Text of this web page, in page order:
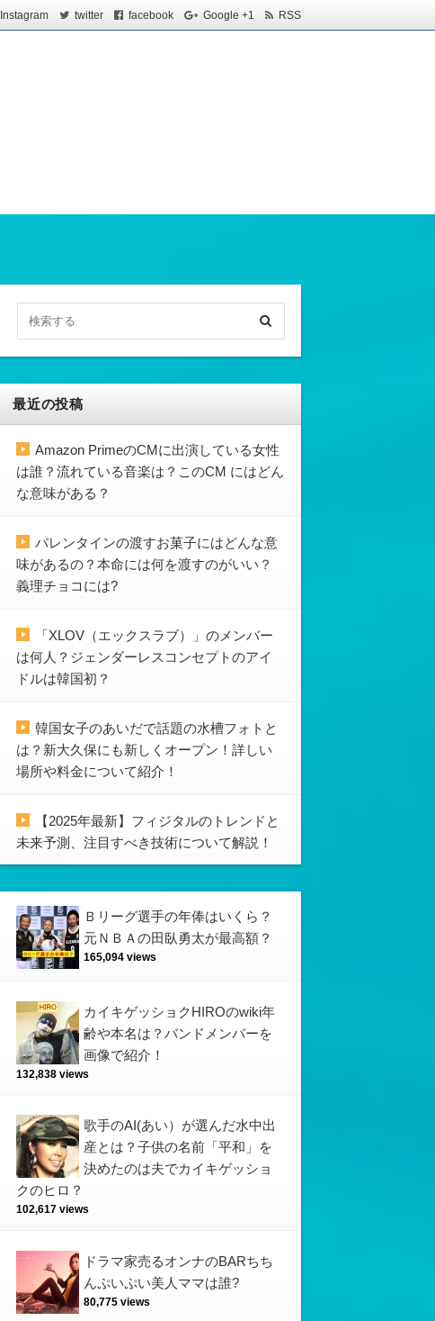
Instagram twitter facebook Google +1 RSS
最近の投稿
Amazon PrimeのCMに出演している女性
は誰？流れている音楽は？このCM にはどん
な意味がある？
バレンタインの渡すお菓子にはどんな意
味があるの？本命には何を渡すのがいい？
義理チョコには?
「XLOV（エックスラブ）」のメンバー
は何人？ジェンダーレスコンセプトのアイ
ドルは韓国初？
韓国女子のあいだで話題の水槽フォトと
は？新大久保にも新しくオープン！詳しい
場所や料金について紹介！
【2025年最新】フィジタルのトレンドと
未来予測、注目すべき技術について解説！
Ｂリーグ選手の年俸はいくら？
元ＮＢＡの田臥勇太が最高額？
165,094 views
カイキゲッショクHIROのwiki年
齢や本名は？バンドメンバーを
画像で紹介！
132,838 views
歌手のAI(あい）が選んだ水中出
産とは？子供の名前「平和」を
決めたのは夫でカイキゲッショ
クのヒロ？
102,617 views
ドラマ家売るオンナのBARちち
んぷいぷい美人ママは誰?
80,775 views